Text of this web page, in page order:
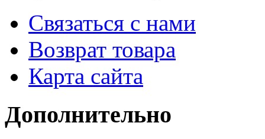
Связаться с нами
Возврат товара
Карта сайта
Дополнительно